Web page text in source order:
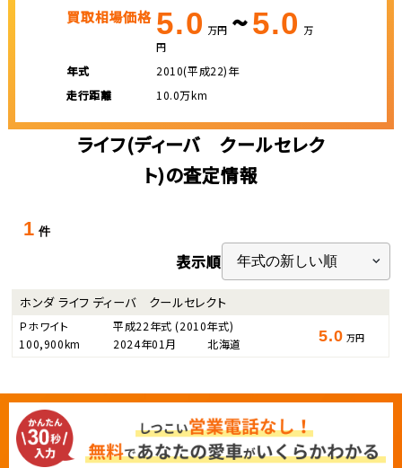
買取相場価格 5.0 万円 ~5.0 万
円
年式
2010(平成22)年
走行距離
10.0万km
ライフ(ディーバ クールセレク
ト)の査定情報
1 件
表示順
ホンダ ライフ ディーバ クールセレクト
Ｐホワイト 平成22年式(2010年式)
100,900km
2024年01月 北海道 5.0 万円